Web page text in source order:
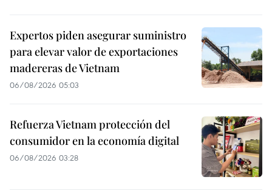
Expertos piden asegurar suministro
para elevar valor de exportaciones
madereras de Vietnam
06/08/2026 05:03
Refuerza Vietnam protección del
consumidor en la economía digital
06/08/2026 03:28